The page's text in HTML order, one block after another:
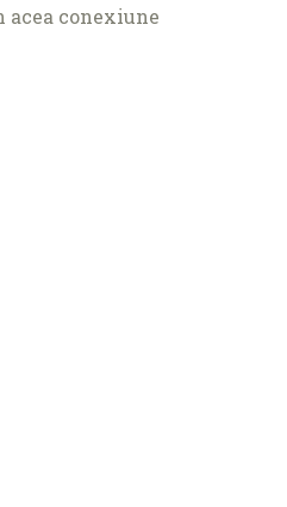
acea conexiune